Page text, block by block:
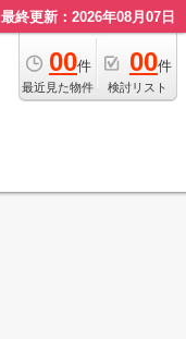
最終更新：2026年08月07日
00件
最近見た物件
00件
検討リスト